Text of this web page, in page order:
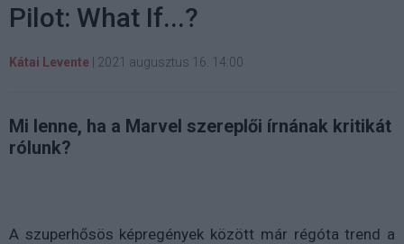
Pilot: What If...?
Kátai Levente 2021 augusztus 16. 14:00
Mi lenne, ha a Marvel szereplői írnának kritikát
rólunk?
A szuperhősös képregények között már régóta trend a